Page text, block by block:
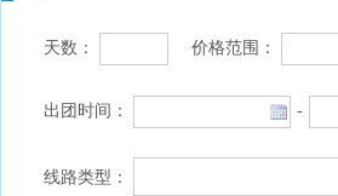
天数： 价格范围：
出团时间： -
线路类型：